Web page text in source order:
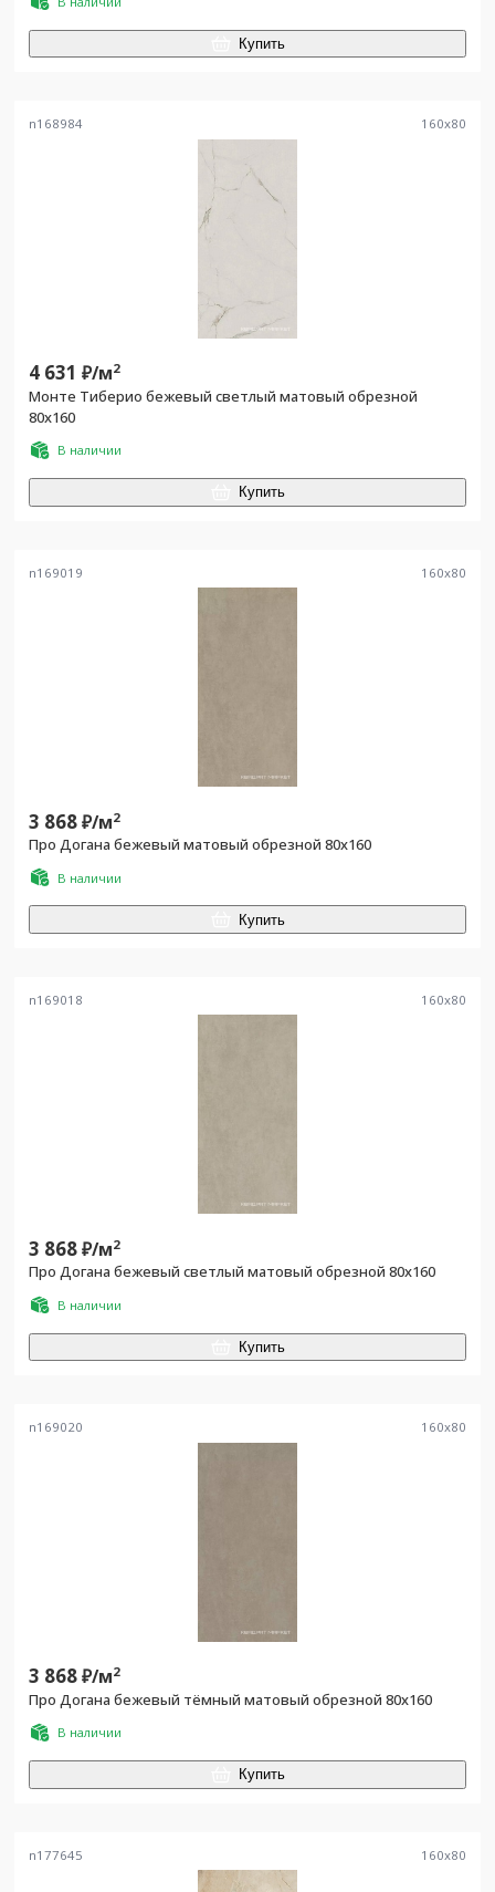
Купить
n168984 160x80
4 631 ₽/м2
Монте Тиберио бежевый светлый матовый обрезной
80x160
В наличии
Купить
n169019 160x80
3 868₽/м2
Про Догана бежевый матовый обрезной 80x160
В наличии
Купить
n169018 160x80
3 868₽/м2
Про Догана бежевый светлый матовый обрезной 80x160
В наличии
Купить
n169020 160x80
3 868₽/м2
Про Догана бежевый тёмный матовый обрезной 80x160
В наличии
Купить
n177645 160x80